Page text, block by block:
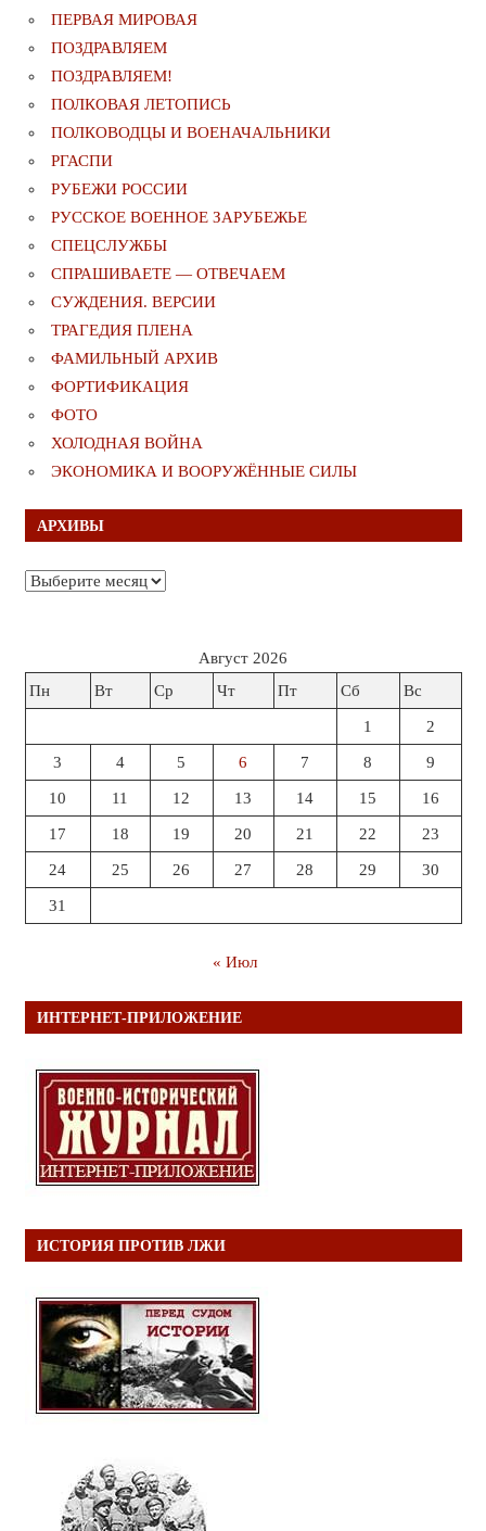
ПЕРВАЯ МИРОВАЯ
ПОЗДРАВЛЯЕМ
ПОЗДРАВЛЯЕМ!
ПОЛКОВАЯ ЛЕТОПИСЬ
ПОЛКОВОДЦЫ И ВОЕНАЧАЛЬНИКИ
РГАСПИ
РУБЕЖИ РОССИИ
РУССКОЕ ВОЕННОЕ ЗАРУБЕЖЬЕ
СПЕЦСЛУЖБЫ
СПРАШИВАЕТЕ — ОТВЕЧАЕМ
СУЖДЕНИЯ. ВЕРСИИ
ТРАГЕДИЯ ПЛЕНА
ФАМИЛЬНЫЙ АРХИВ
ФОРТИФИКАЦИЯ
ФОТО
ХОЛОДНАЯ ВОЙНА
ЭКОНОМИКА И ВООРУЖЁННЫЕ СИЛЫ
АРХИВЫ
Архивы
Август 2026
Пн
Вт Ср Чт Пт Сб Вс
1 2
3 4 5 6 7 8 9
10 11 12 13 14 15 16
17 18 19 20 21 22 23
24 25 26 27 28 29 30
31
« Июл
ИНТЕРНЕТ-ПРИЛОЖЕНИЕ
ИСТОРИЯ ПРОТИВ ЛЖИ